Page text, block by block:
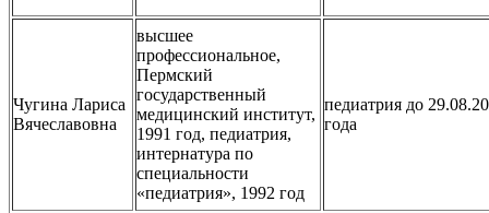
Чугина Лариса
Вячеславовна
высшее
профессиональное,
Пермский
государственный
медицинский институт,
1991 год, педиатрия,
интернатура по
специальности
«педиатрия», 1992 год
педиатрия до
года